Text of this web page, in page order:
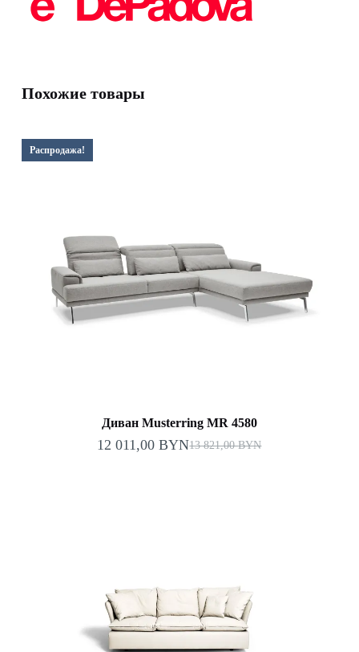
Похожие товары
Распродажа!
Диван Musterring MR 4580
13 821,00BYN
Первоначальная
12 011,00BYNТекущая